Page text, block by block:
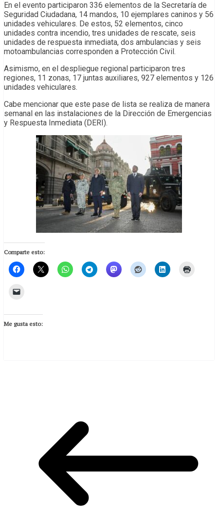
En el evento participaron 336 elementos de la Secretaría de
Seguridad Ciudadana, 14 mandos, 10 ejemplares caninos y 56
unidades vehiculares. De estos, 52 elementos, cinco
unidades contra incendio, tres unidades de rescate, seis
unidades de respuesta inmediata, dos ambulancias y seis
motoambulancias corresponden a Protección Civil.
Asimismo, en el despliegue regional participaron tres
regiones, 11 zonas, 17 juntas auxiliares, 927 elementos y 126
unidades vehiculares.
Cabe mencionar que este pase de lista se realiza de manera
semanal en las instalaciones de la Dirección de Emergencias
y Respuesta Inmediata (DERI).
Comparte esto:
Me gusta esto: